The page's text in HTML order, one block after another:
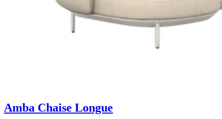
Amba Chaise Longue